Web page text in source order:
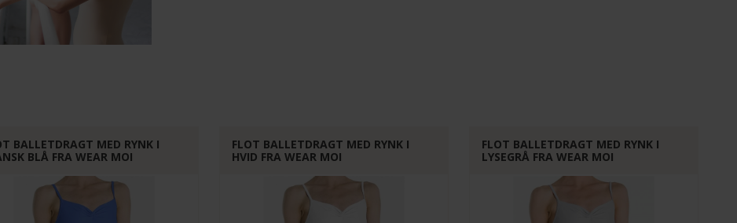
BALLETDRAGT MED RYNK I
BLÅ FRA WEAR MOI
FLOT BALLETDRAGT MED RYNK I
HVID FRA WEAR MOI
FLOT BALLETDRAGT MED RYNK I
LYSEGRÅ FRA WEAR MOI